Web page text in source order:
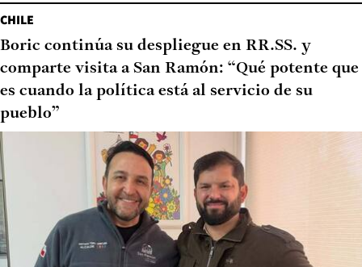
CHILE
Boric continúa su despliegue en RR.SS. y
comparte visita a San Ramón: “Qué potente que
es cuando la política está al servicio de su
pueblo”